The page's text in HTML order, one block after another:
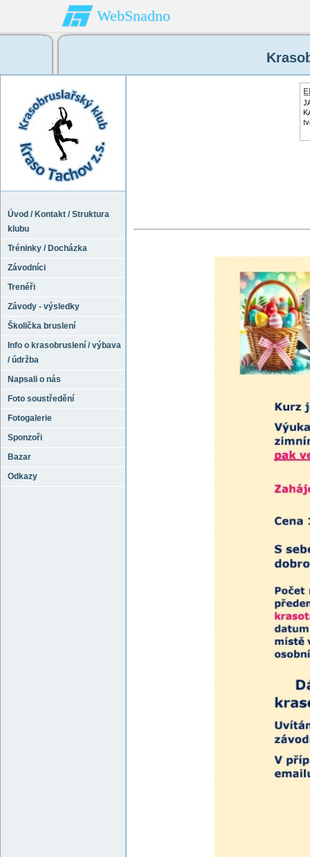
WebSnadno
Úvod / Kontakt / Struktura
klubu
Tréninky / Docházka
Závodníci
Trenéři
Závody - výsledky
Školička bruslení
Info o krasobruslení / výbava
/ údržba
Napsali o nás
Foto soustředění
Fotogalerie
Sponzoři
Bazar
Odkazy